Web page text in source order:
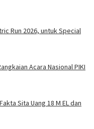
Run 2026, untuk Special
Acara Nasional PIKI
Sita Uang 18 M EL dan